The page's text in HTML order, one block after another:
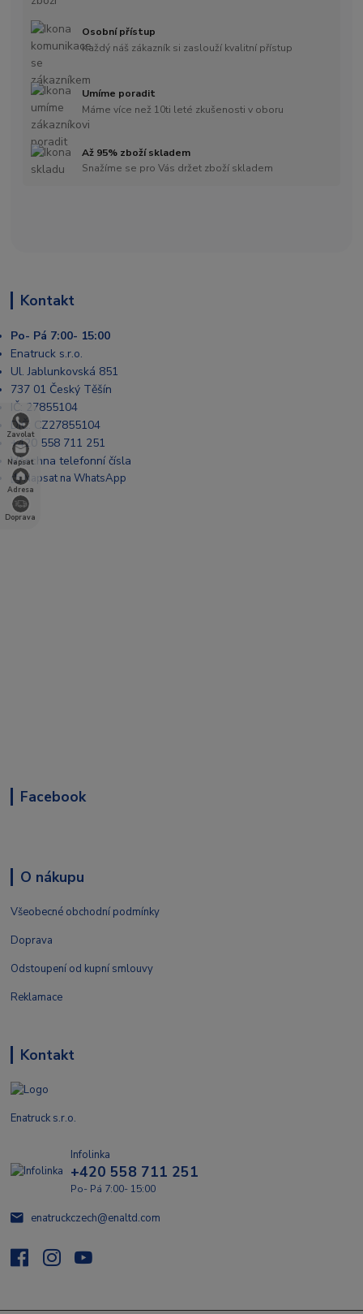
Zavolat
Napsat
Adresa
Doprava
Osobní přístup
Každý náš zákazník si zaslouží kvalitní přístup
Umíme poradit
Máme více než 10ti leté zkušenosti v oboru
Až 95% zboží skladem
Snažíme se pro Vás držet zboží skladem
Kontakt
Po- Pá 7:00- 15:00
Enatruck s.r.o.
Ul. Jablunkovská 851
737 01 Český Těšín
IČ: 27855104
DIČ: CZ27855104
+420 558 711 251
Všechna telefonní čísla
📩 Napsat na WhatsApp
Facebook
O nákupu
Všeobecné obchodní podmínky
Doprava
Odstoupení od kupní smlouvy
Reklamace
Kontakt
Enatruck s.r.o.
Infolinka
+420 558 711 251
Po- Pá 7:00- 15:00
enatruckczech@enaltd.com